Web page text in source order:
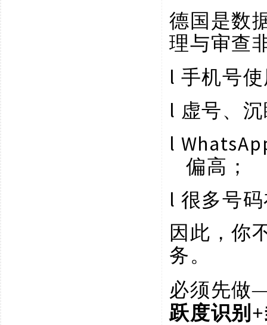
德国是数
理与审查
l 手机号
l 虚号、
l
偏高；
l 很多号
因此，你
务。
必须先做
跃度识别